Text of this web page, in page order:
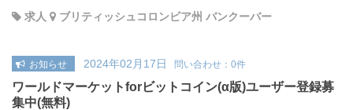
求人
ブリティッシュコロンビア州 バンクーバー
お知らせ 2024年02月17日 問い合わせ：0件
ワールドマーケットforビットコイン(α版)ユーザー登録募
集中(無料)